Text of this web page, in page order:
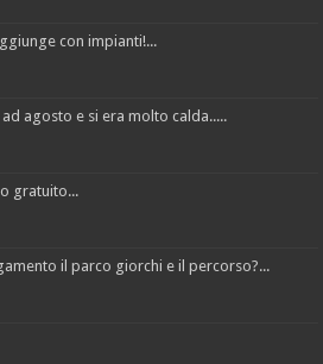
con impianti!...
agosto e si era molto calda.....
gratuito...
il parco giorchi e il percorso?...